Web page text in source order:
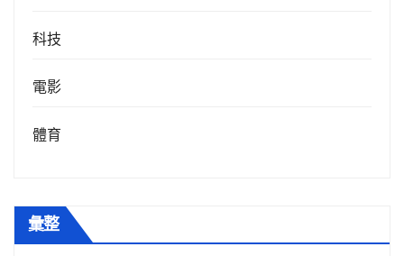
科技
電影
體育
彙整